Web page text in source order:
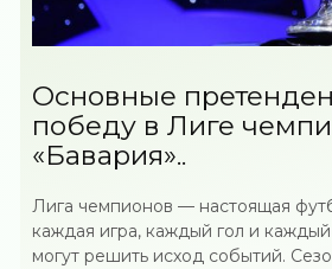
Основные
победу в Лиге
«Бавария»..
Лига чемпионов — настоящая
каждая игра, каждый гол и
могут решить исход событий.